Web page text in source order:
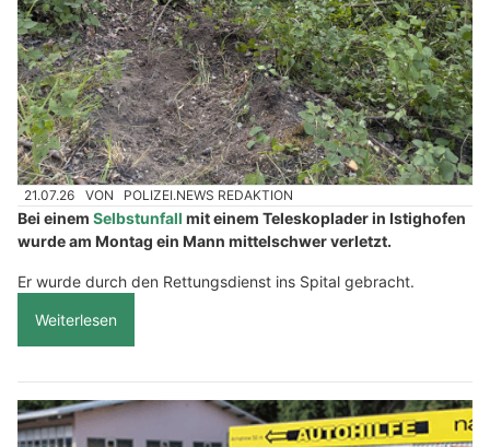
21.07.26 VON POLIZEI.NEWS REDAKTION
Bei einem Selbstunfall mit einem Teleskoplader in Istighofen
wurde am Montag ein Mann mittelschwer verletzt.
Er wurde durch den Rettungsdienst ins Spital gebracht.
Weiterlesen